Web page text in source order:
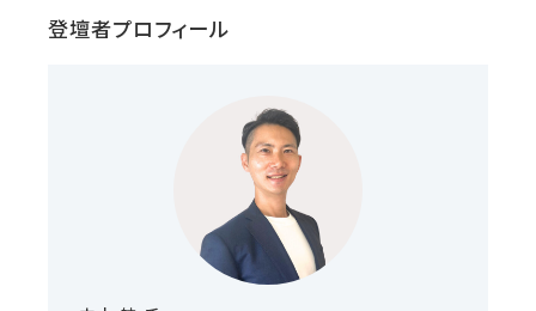
登壇者プロフィール